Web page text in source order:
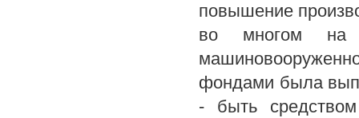
повышение
во многом на
фондами была
- быть средством